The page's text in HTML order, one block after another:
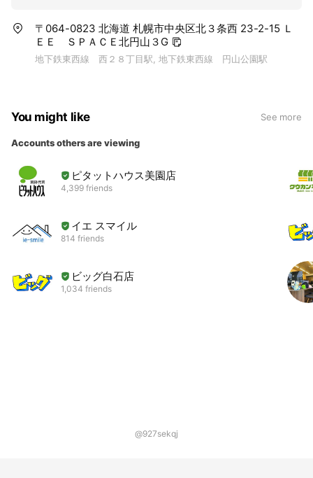
〒064-0823 北海道 札幌市中央区北３条西 23-2-15 Ｌ
ＥＥ ＳＰＡＣＥ北円山３G
地下鉄東西線 西２８丁目駅, 地下鉄東西線 円山公園駅
You might like See more
Accounts others are viewing
ピタットハウス美園店
4,399 friends
イエ スマイル
814 friends
ビッグ白石店
1,034 friends
@927sekqj